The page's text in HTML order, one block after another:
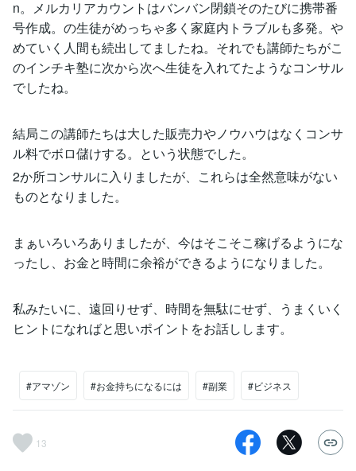
n。メルカリアカウントはバンバン閉鎖そのたびに携帯番
号作成。の生徒がめっちゃ多く家庭内トラブルも多発。や
めていく人間も続出してましたね。それでも講師たちがこ
のインチキ塾に次から次へ生徒を入れてたようなコンサル
でしたね。
結局この講師たちは大した販売力やノウハウはなくコンサ
ル料でボロ儲けする。という状態でした。
2か所コンサルに入りましたが、これらは全然意味がない
ものとなりました。
まぁいろいろありましたが、今はそこそこ稼げるようにな
ったし、お金と時間に余裕ができるようになりました。
私みたいに、遠回りせず、時間を無駄にせず、うまくいく
ヒントになればと思いポイントをお話しします。
#アマゾン #お金持ちになるには #副業 #ビジネス
13